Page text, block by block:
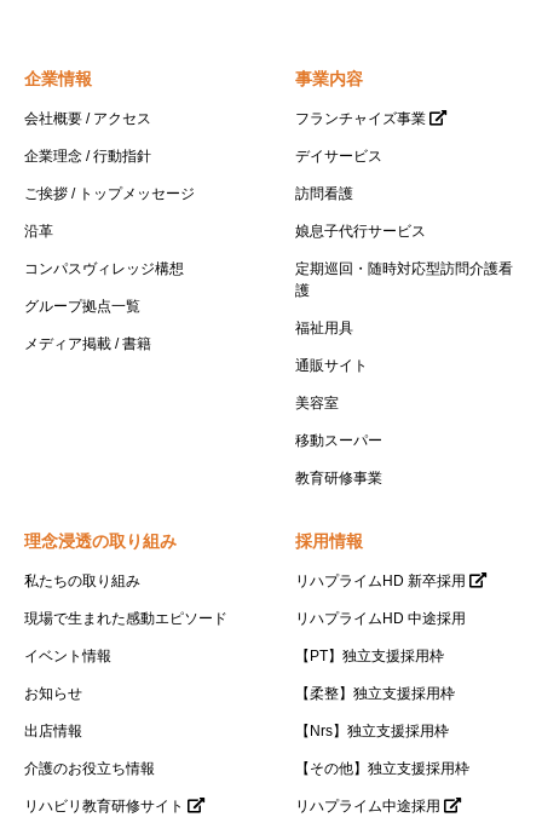
企業情報
会社概要 / アクセス
企業理念 / 行動指針
ご挨拶 / トップメッセージ
沿革
コンパスヴィレッジ構想
グループ拠点一覧
メディア掲載 / 書籍
事業内容
フランチャイズ事業
デイサービス
訪問看護
娘息子代行サービス
定期巡回・随時対応型訪問介護看
護
福祉用具
通販サイト
美容室
移動スーパー
教育研修事業
理念浸透の取り組み
私たちの取り組み
現場で生まれた感動エピソード
イベント情報
お知らせ
出店情報
介護のお役立ち情報
リハビリ教育研修サイト
採用情報
リハプライムHD 新卒採用
リハプライムHD 中途採用
【PT】独立支援採用枠
【柔整】独立支援採用枠
【Nrs】独立支援採用枠
【その他】独立支援採用枠
リハプライム中途採用